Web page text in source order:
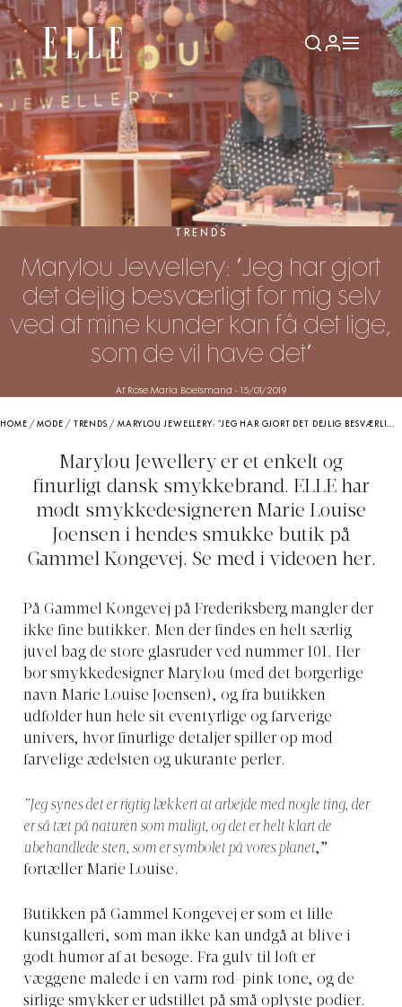
TRENDS
Marylou Jewellery: ”Jeg har gjort
det dejlig besværligt for mig selv
ved at mine kunder kan få det lige,
som de vil have det”
Af Rose Maria Boelsmand - 15/01/2019
HOME /MODE / TRENDS / MARYLOU JEWELLERY: ”JEG HAR GJORT DET DEJLIG BESVÆRLIGT FOR MIG SELV VED AT MINE KUNDER KAN FÅ DET LIGE, SOM DE VIL HAVE DET”
Marylou Jewellery er et enkelt og
finurligt dansk smykkebrand. ELLE har
mødt smykkedesigneren Marie Louise
Joensen i hendes smukke butik på
Gammel Kongevej. Se med i videoen her.
På Gammel Kongevej på Frederiksberg mangler der
ikke fine butikker. Men der findes en helt særlig
juvel bag de store glasruder ved nummer 101. Her
bor smykkedesigner Marylou (med det borgerlige
navn Marie Louise Joensen), og fra butikken
udfolder hun hele sit eventyrlige og farverige
univers, hvor finurlige detaljer spiller op mod
farvelige ædelsten og ukurante perler.
”Jeg synes det er rigtig lækkert at arbejde med nogle ting, der
er så tæt på naturen som muligt, og det er helt klart de
ubehandlede sten, som er symbolet på vores planet,”
fortæller Marie Louise.
Butikken på Gammel Kongevej er som et lille
kunstgalleri, som man ikke kan undgå at blive i
godt humør af at besøge. Fra gulv til loft er
væggene malede i en varm rød-pink tone, og de
sirlige smykker er udstillet på små oplyste podier.